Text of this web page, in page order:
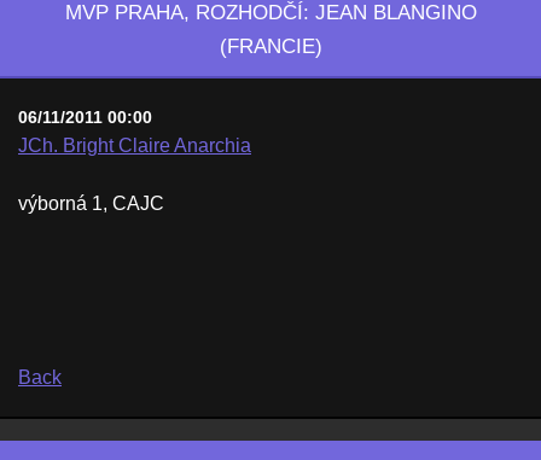
MVP PRAHA, ROZHODČÍ: JEAN BLANGINO
(FRANCIE)
06/11/2011 00:00
JCh. Bright Claire Anarchia
výborná 1, CAJC
Back